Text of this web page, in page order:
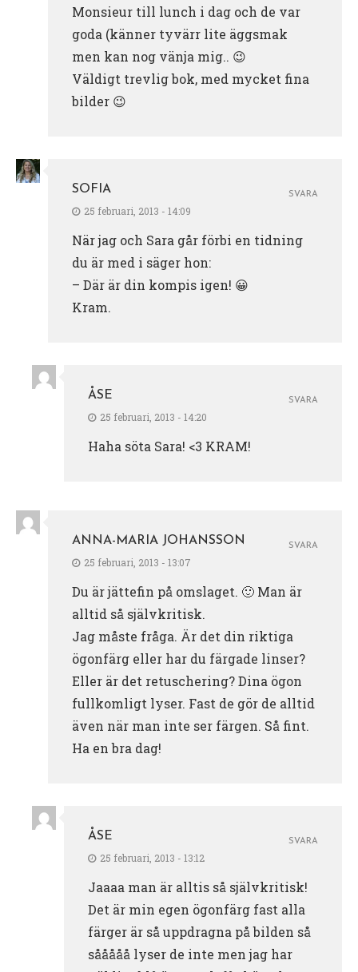
Monsieur till lunch i dag och de var
goda (känner tyvärr lite äggsmak
men kan nog vänja mig.. 😉
Väldigt trevlig bok, med mycket fina
bilder 😉
SOFIA
25 februari, 2013 - 14:09
När jag och Sara går förbi en tidning
du är med i säger hon:
– Där är din kompis igen! 😀
Kram.
SVARA
ÅSE
25 februari, 2013 - 14:20
Haha söta Sara! <3 KRAM!
SVARA
ANNA-MARIA JOHANSSON
25 februari, 2013 - 13:07
Du är jättefin på omslaget. 🙂 Man är
alltid så självkritisk.
Jag måste fråga. Är det din riktiga
ögonfärg eller har du färgade linser?
Eller är det retuschering? Dina ögon
fullkomligt lyser. Fast de gör de alltid
även när man inte ser färgen. Så fint.
Ha en bra dag!
SVARA
ÅSE
25 februari, 2013 - 13:12
Jaaaa man är alltis så självkritisk!
Det är min egen ögonfärg fast alla
färger är så uppdragna på bilden så
sååååå lyser de inte men jag har
SVARA